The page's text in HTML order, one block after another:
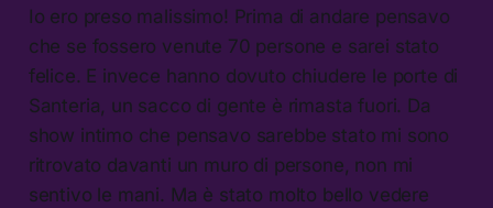
Io ero preso malissimo! Prima di andare pensavo
che se fossero venute 70 persone e sarei stato
felice. E invece hanno dovuto chiudere le porte di
Santeria, un sacco di gente è rimasta fuori. Da
show intimo che pensavo sarebbe stato mi sono
ritrovato davanti un muro di persone, non mi
sentivo le mani. Ma è stato molto bello vedere